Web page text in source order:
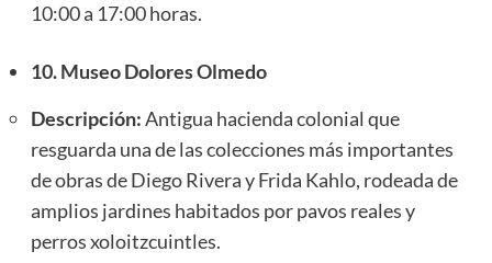
10:00 a 17:00 horas.
10. Museo Dolores Olmedo
Descripción:Antigua hacienda colonial que
resguarda una de las colecciones más importantes
de obras de Diego Rivera y Frida Kahlo, rodeada de
amplios jardines habitados por pavos reales y
perros xoloitzcuintles.